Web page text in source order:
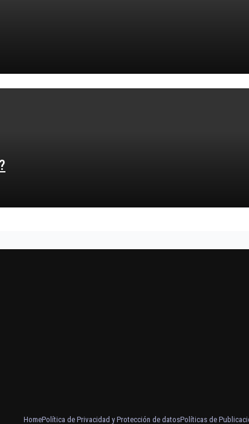
HomePolítica de Privacidad y Protección de datosPolíticas de